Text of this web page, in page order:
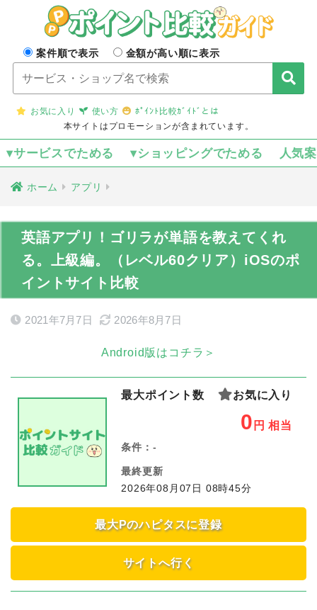
案件順で表示 金額が高い順に表示
お気に入り 使い方
ﾎﾟｲﾝﾄ比較ｶﾞｲﾄﾞとは
本サイトはプロモーションが含まれています。
▾サービスでためる ▾ショッピングでためる 人気
ホーム アプリ
英語アプリ！ゴリラが単語を教えてくれ
る。上級編。（レベル60クリア）iOSのポ
イントサイト比較
2021年7月7日 2026年8月7日
Android版はコチラ＞
最大ポイント数 お気に入り
0 円 相当
条件： -
最終更新
2026年08月07日 08時45分
最大Pのハピタスに登録
サイトへ行く